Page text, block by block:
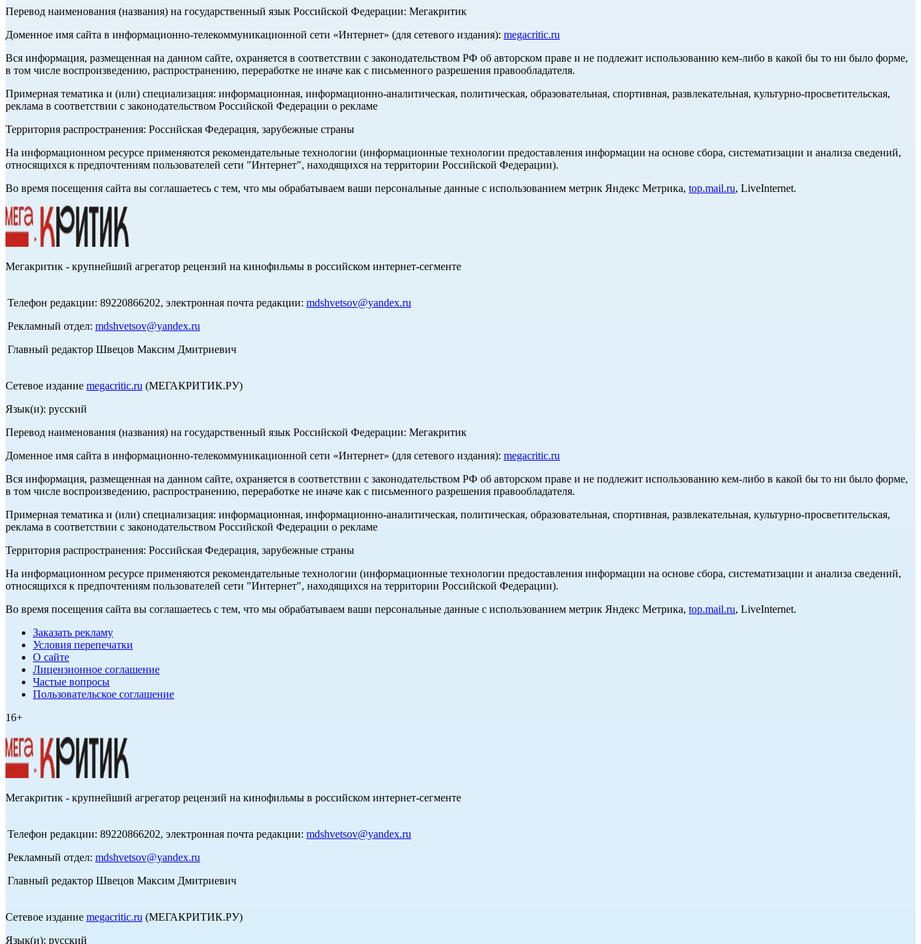
Перевод наименования (названия) на государственный язык Российской Федерации: Мегакритик
Доменное имя сайта в информационно-телекоммуникационной сети «Интернет» (для сетевого издания): megacritic.ru
Вся информация, размещенная на данном сайте, охраняется в соответствии с законодательством РФ об авторском праве и не подлежит использованию кем-либо в какой бы то ни было форме,
в том числе воспроизведению, распространению, переработке не иначе как с письменного разрешения правообладателя.
Примерная тематика и (или) специализация: информационная, информационно-аналитическая, политическая, образовательная, спортивная, развлекательная, культурно-просветительская,
реклама в соответствии с законодательством Российской Федерации о рекламе
Территория распространения: Российская Федерация, зарубежные страны
На информационном ресурсе применяются рекомендательные технологии (информационные технологии предоставления информации на основе сбора, систематизации и анализа сведений,
относящихся к предпочтениям пользователей сети "Интернет", находящихся на территории Российской Федерации).
Во время посещения сайта вы соглашаетесь с тем, что мы обрабатываем ваши персональные данные с использованием метрик Яндекс Метрика, top.mail.ru, LiveInternet.
Мегакритик - крупнейший агрегатор рецензий на кинофильмы в российском интернет-сегменте
Телефон редакции: 89220866202, электронная почта редакции: mdshvetsov@yandex.ru
Рекламный отдел: mdshvetsov@yandex.ru
Главный редактор Швецов Максим Дмитриевич
Сетевое издание megacritic.ru (МЕГАКРИТИК.РУ)
Язык(и): русский
Перевод наименования (названия) на государственный язык Российской Федерации: Мегакритик
Доменное имя сайта в информационно-телекоммуникационной сети «Интернет» (для сетевого издания): megacritic.ru
Вся информация, размещенная на данном сайте, охраняется в соответствии с законодательством РФ об авторском праве и не подлежит использованию кем-либо в какой бы то ни было форме,
в том числе воспроизведению, распространению, переработке не иначе как с письменного разрешения правообладателя.
Примерная тематика и (или) специализация: информационная, информационно-аналитическая, политическая, образовательная, спортивная, развлекательная, культурно-просветительская,
реклама в соответствии с законодательством Российской Федерации о рекламе
Территория распространения: Российская Федерация, зарубежные страны
На информационном ресурсе применяются рекомендательные технологии (информационные технологии предоставления информации на основе сбора, систематизации и анализа сведений,
относящихся к предпочтениям пользователей сети "Интернет", находящихся на территории Российской Федерации).
Во время посещения сайта вы соглашаетесь с тем, что мы обрабатываем ваши персональные данные с использованием метрик Яндекс Метрика, top.mail.ru, LiveInternet.
Заказать рекламу
Условия перепечатки
О сайте
Лицензионное соглашение
Частые вопросы
Пользовательское соглашение
16+
Мегакритик - крупнейший агрегатор рецензий на кинофильмы в российском интернет-сегменте
Телефон редакции: 89220866202, электронная почта редакции: mdshvetsov@yandex.ru
Рекламный отдел: mdshvetsov@yandex.ru
Главный редактор Швецов Максим Дмитриевич
Сетевое издание megacritic.ru (МЕГАКРИТИК.РУ)
Язык(и): русский